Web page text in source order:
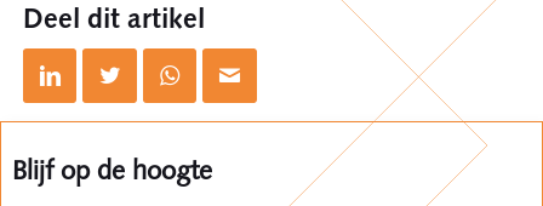
Deel dit artikel
Blijf op de hoogte